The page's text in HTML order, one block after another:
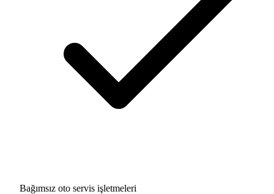
Bağımsız oto servis işletmeleri